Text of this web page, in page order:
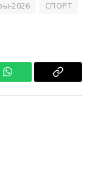
2026
СПОРТ
WhatsApp Copy